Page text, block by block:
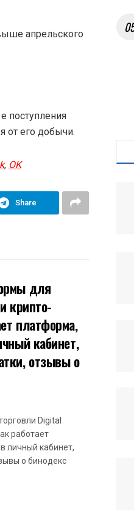
апрельского
поступления
от его добычи.
, OK
Share
для
крипто-
платформа,
кабинет,
отзывы о
Digital
работает
личный кабинет,
о бинодекс